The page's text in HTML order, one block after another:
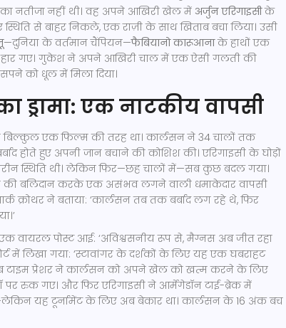
नतीजा नहीं थी। वह अपने आखिरी खेल में अर्जुन एरिगाइसीके
से बाहर निकले, एक राज़ी के साथ खिताब बचा लिया। उसी
—दुनिया के वर्तमान चैंपियन—फैबियानो कारूआनाके हाथों एक
गए। गुकेश ने अपने आखिरी चाल में एक ऐसी गलती की
को धूल में मिला दिया।
ड्रामा: एक नाटकीय वापसी
बिल्कुल एक फिल्म की तरह था। कार्लसन ने 34 चालों तक
होते हुए अपनी जान बचाने की कोशिश की। एरिगाइसी के घोड़ों
स्थिति थी। लेकिन फिर—छह चालों में—सब कुछ बदल गया।
की बलिदान करके एक असंभव लगने वाली धमाकेदार वापसी
क्रोथरने बताया: ‘कार्लसन तब तक बर्बाद लग रहे थे, फिर
वायरल पोस्ट आई: ‘अविश्वसनीय रूप से, मैग्नस अब जीत रहा
में लिखा गया: ‘स्टावांगर के दर्शकों के लिए यह एक घबराहट
टाइम प्रेशर ने कार्लसन को अपने खेल को खत्म करने के लिए
पर रुक गए। और फिर एरिगाइसी ने आर्मेगेडॉन टाई-ब्रेक में
यह टूर्नामेंट के लिए अब बेकार था। कार्लसन के 16 अंक बच